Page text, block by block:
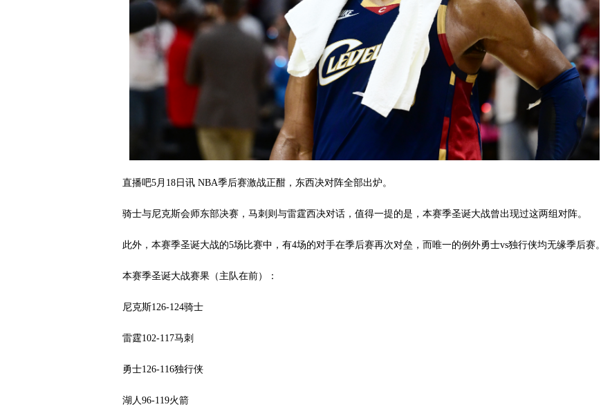
直播吧5月18日讯 NBA季后赛激战正酣，东西决对阵全部出炉。
骑士与尼克斯会师东部决赛，马刺则与雷霆西决对话，值得一提的是，本赛季圣诞大战曾出现过这两组对阵。
此外，本赛季圣诞大战的5场比赛中，有4场的对手在季后赛再次对垒，而唯一的例外勇士vs独行侠均无缘季后赛。
本赛季圣诞大战赛果（主队在前）：
尼克斯126-124骑士
雷霆102-117马刺
勇士126-116独行侠
湖人96-119火箭